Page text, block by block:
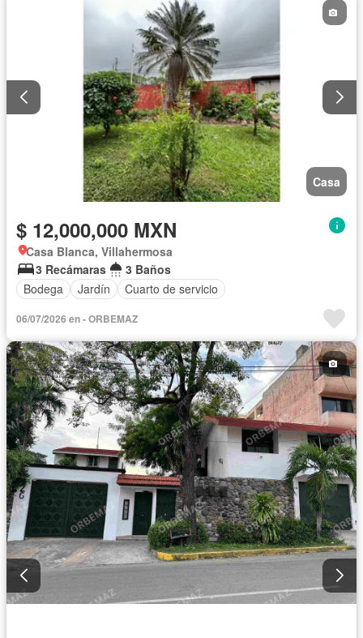
Casa
$ 12,000,000 MXN
Casa Blanca, Villahermosa
3 Recámaras
3 Baños
Bodega
Jardín Cuarto de servicio
06/07/2026 en - ORBEMAZ